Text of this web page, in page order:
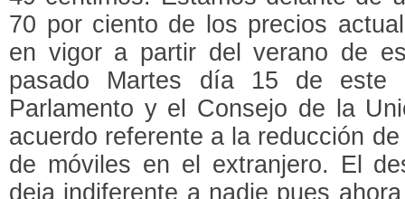
70 por ciento de los precios
en vigor a partir del verano de
pasado Martes día 15 de este
Parlamento y el Consejo de la
acuerdo referente a la reducción
de móviles en el extranjero. El
deja indiferente a nadie pues